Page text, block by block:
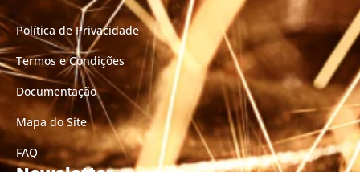
Política de Privacidade
Termos e Condições
Documentação
Mapa do Site
FAQ